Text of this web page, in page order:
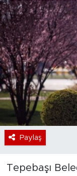
Paylaş
Tepebaşı
Sanat
Bölge
Teknoloji
Magazin
Dünya
Sektör